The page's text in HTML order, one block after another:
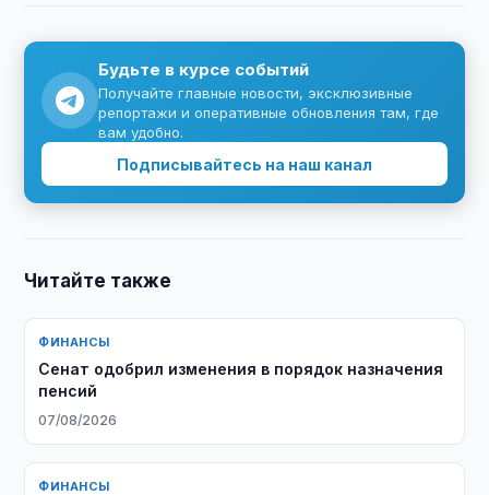
Будьте в курсе событий
Получайте главные новости, эксклюзивные
репортажи и оперативные обновления там, где
вам удобно.
Подписывайтесь на наш канал
Читайте также
ФИНАНСЫ
Сенат одобрил изменения в порядок назначения
пенсий
07/08/2026
ФИНАНСЫ